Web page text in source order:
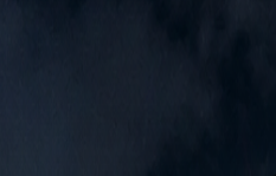
коробок, веса и
более плотно,
после размещения груза
из Фошаня и дальнейшую